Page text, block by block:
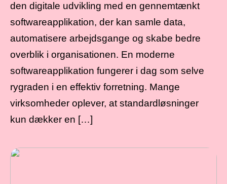
den digitale udvikling med en gennemtænkt
softwareapplikation, der kan samle data,
automatisere arbejdsgange og skabe bedre
overblik i organisationen. En moderne
softwareapplikation fungerer i dag som selve
rygraden i en effektiv forretning. Mange
virksomheder oplever, at standardløsninger
kun dækker en […]